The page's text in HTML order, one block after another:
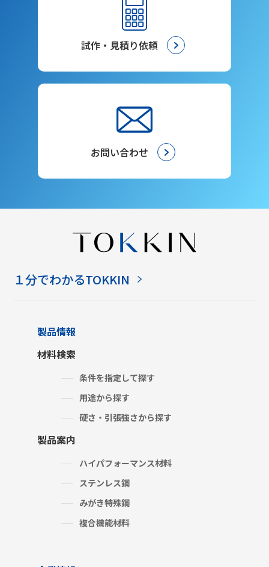
試作・見積り依頼
お問い合わせ
１分でわかるTOKKIN
製品情報
材料検索
条件を指定して探す
用途から探す
硬さ・引張強さから探す
製品案内
ハイパフォーマンス材料
ステンレス鋼
みがき特殊鋼
複合機能材料